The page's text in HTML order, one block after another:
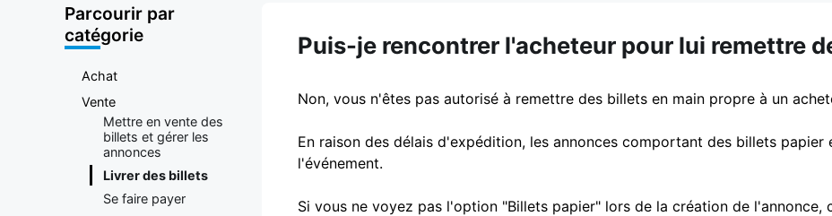
plateforme
d'achat et
de vente de
billets
Parcourir par
catégorie
Achat
Vente
Mettre en vente des
billets et gérer les
annonces
Livrer des billets
Se faire payer
Puis-je rencontrer l'acheteur pour lui remettre
Non, vous n'êtes pas autorisé à remettre des billets en main propre à un
En raison des délais d'expédition, les annonces comportant des billets
l'événement.
Si vous ne voyez pas l'option "Billets papier" lors de la création de l'annonce,